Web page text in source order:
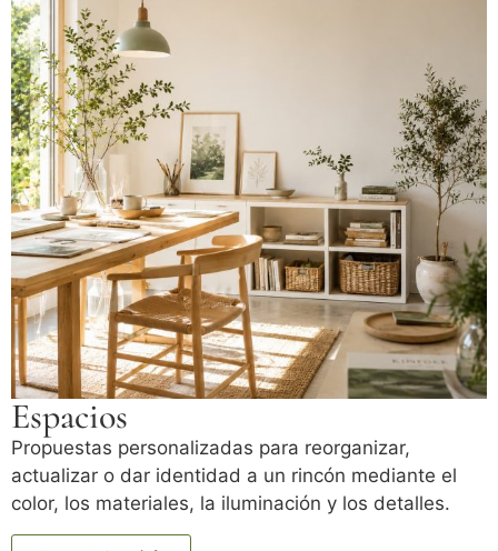
Espacios
Propuestas personalizadas para reorganizar,
actualizar o dar identidad a un rincón mediante el
color, los materiales, la iluminación y los detalles.